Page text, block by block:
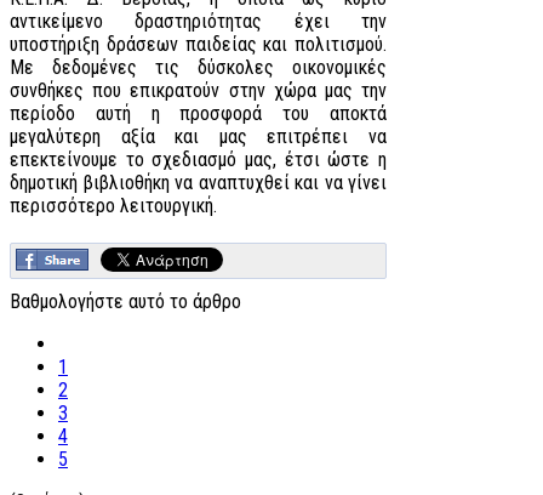
αντικείμενο δραστηριότητας έχει την
υποστήριξη δράσεων παιδείας και πολιτισμού.
Με δεδομένες τις δύσκολες οικονομικές
συνθήκες που επικρατούν στην χώρα μας την
περίοδο αυτή η προσφορά του αποκτά
μεγαλύτερη αξία και μας επιτρέπει να
επεκτείνουμε το σχεδιασμό μας, έτσι ώστε η
δημοτική βιβλιοθήκη να αναπτυχθεί και να γίνει
περισσότερο λειτουργική.
Βαθμολογήστε αυτό το άρθρο
1
2
3
4
5